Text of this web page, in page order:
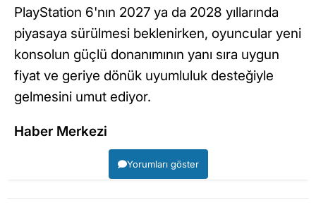
PlayStation 6'nın 2027 ya da 2028 yıllarında
piyasaya sürülmesi beklenirken, oyuncular yeni
konsolun güçlü donanımının yanı sıra uygun
fiyat ve geriye dönük uyumluluk desteğiyle
gelmesini umut ediyor.
Haber Merkezi
Yorumları göster